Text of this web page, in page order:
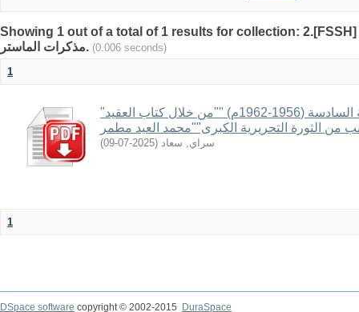
Showing 1 out of a total of 1 results for collection: 2.[FSSH]
مذكرات الماستر.
(0.006 seconds)
1
"التاريخ السياسي والعسكري للولاية السادسة (1956-1962م) ""من خلال كتاب العقيد
سراي, سعاد (
2025-07-09
)
1
DSpace software copyright © 2002-2015
DuraSpace